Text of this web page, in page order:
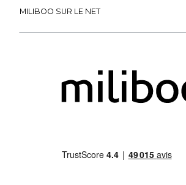
MILIBOO SUR LE NET